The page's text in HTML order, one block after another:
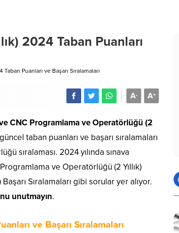
2024 Taban Puanları
Puanları ve Başarı Sıralamaları
A+
A-
CNC Programlama ve Operatörlüğü (2
taban puanları ve başarı sıralamaları
sıralaması. 2024 yılında sınava
ve Operatörlüğü (2 Yıllık)
Sıralamaları gibi sorular yer alıyor.
unutmayın.
ve Başarı Sıralamaları